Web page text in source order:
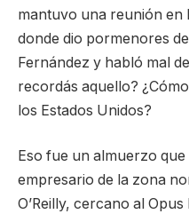
mantuvo una reunión en
donde dio pormenores
Fernández y habló mal
recordás aquello?
los Estados Unidos?
Eso fue un almuerzo
empresario de la zona
O’Reilly, cercano al